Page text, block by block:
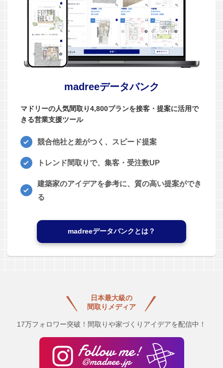
madreeデータバンク
マドリーの人気間取り4,800プランを接客・提案に活用で
きる営業支援ツール
競合他社と差がつく、スピード提案
トレンド間取りで、集客・受注数UP
建築家のアイデアを参考に、質の高い提案ができ
る
madreeデータバンクとは？
日本最大級の
間取りメディア
17万フォロワー突破！間取りや家づくりアイデアを配信中！